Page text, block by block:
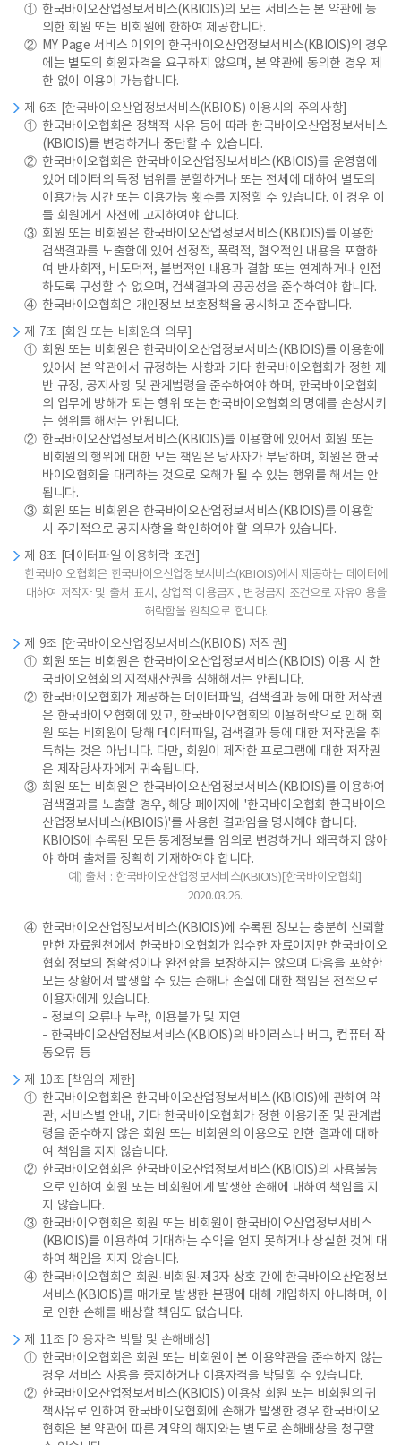
① 한국바이오산업정보서비스(KBIOIS)의 모든 서비스는 본 약관에 동
의한 회원 또는 비회원에 한하여 제공합니다.
② MY Page 서비스 이외의 한국바이오산업정보서비스(KBIOIS)의 경우
에는 별도의 회원자격을 요구하지 않으며, 본 약관에 동의한 경우 제
한 없이 이용이 가능합니다.
제 6조 [한국바이오산업정보서비스(KBIOIS) 이용시의 주의사항]
① 한국바이오협회은 정책적 사유 등에 따라 한국바이오산업정보서비스
(KBIOIS)를 변경하거나 중단할 수 있습니다.
② 한국바이오협회은 한국바이오산업정보서비스(KBIOIS)를 운영함에
있어 데이터의 특정 범위를 분할하거나 또는 전체에 대하여 별도의
이용가능 시간 또는 이용가능 횟수를 지정할 수 있습니다. 이 경우 이
를 회원에게 사전에 고지하여야 합니다.
③ 회원 또는 비회원은 한국바이오산업정보서비스(KBIOIS)를 이용한
검색결과를 노출함에 있어 선정적, 폭력적, 혐오적인 내용을 포함하
여 반사회적, 비도덕적, 불법적인 내용과 결합 또는 연계하거나 인접
하도록 구성할 수 없으며, 검색결과의 공공성을 준수하여야 합니다.
④ 한국바이오협회은 개인정보 보호정책을 공시하고 준수합니다.
제 7조 [회원 또는 비회원의 의무]
① 회원 또는 비회원은 한국바이오산업정보서비스(KBIOIS)를 이용함에
있어서 본 약관에서 규정하는 사항과 기타 한국바이오협회가 정한 제
반 규정, 공지사항 및 관계법령을 준수하여야 하며, 한국바이오협회
의 업무에 방해가 되는 행위 또는 한국바이오협회의 명예를 손상시키
는 행위를 해서는 안됩니다.
② 한국바이오산업정보서비스(KBIOIS)를 이용함에 있어서 회원 또는
비회원의 행위에 대한 모든 책임은 당사자가 부담하며, 회원은 한국
바이오협회을 대리하는 것으로 오해가 될 수 있는 행위를 해서는 안
됩니다.
③ 회원 또는 비회원은 한국바이오산업정보서비스(KBIOIS)를 이용할
시 주기적으로 공지사항을 확인하여야 할 의무가 있습니다.
제 8조 [데이터파일 이용허락 조건]
한국바이오협회은 한국바이오산업정보서비스(KBIOIS)에서 제공하는 데이터에
대하여 저작자 및 출처 표시, 상업적 이용금지, 변경금지 조건으로 자유이용을
허락함을 원칙으로 합니다.
제 9조 [한국바이오산업정보서비스(KBIOIS) 저작권]
① 회원 또는 비회원은 한국바이오산업정보서비스(KBIOIS) 이용 시 한
국바이오협회의 지적재산권을 침해해서는 안됩니다.
② 한국바이오협회가 제공하는 데이터파일, 검색결과 등에 대한 저작권
은 한국바이오협회에 있고, 한국바이오협회의 이용허락으로 인해 회
원 또는 비회원이 당해 데이터파일, 검색결과 등에 대한 저작권을 취
득하는 것은 아닙니다. 다만, 회원이 제작한 프로그램에 대한 저작권
은 제작당사자에게 귀속됩니다.
③ 회원 또는 비회원은 한국바이오산업정보서비스(KBIOIS)를 이용하여
검색결과를 노출할 경우, 해당 페이지에 '한국바이오협회 한국바이오
산업정보서비스(KBIOIS)'를 사용한 결과임을 명시해야 합니다.
KBIOIS에 수록된 모든 통계정보를 임의로 변경하거나 왜곡하지 않아
야 하며 출처를 정확히 기재하여야 합니다.
예) 출처 : 한국바이오산업정보서비스(KBIOIS)[한국바이오협회]
2020.03.26.
④ 한국바이오산업정보서비스(KBIOIS)에 수록된 정보는 충분히 신뢰할
만한 자료원천에서 한국바이오협회가 입수한 자료이지만 한국바이오
협회 정보의 정확성이나 완전함을 보장하지는 않으며 다음을 포함한
모든 상황에서 발생할 수 있는 손해나 손실에 대한 책임은 전적으로
이용자에게 있습니다.
- 정보의 오류나 누락, 이용불가 및 지연
- 한국바이오산업정보서비스(KBIOIS)의 바이러스나 버그, 컴퓨터 작
동오류 등
제 10조 [책임의 제한]
① 한국바이오협회은 한국바이오산업정보서비스(KBIOIS)에 관하여 약
관, 서비스별 안내, 기타 한국바이오협회가 정한 이용기준 및 관계법
령을 준수하지 않은 회원 또는 비회원의 이용으로 인한 결과에 대하
여 책임을 지지 않습니다.
② 한국바이오협회은 한국바이오산업정보서비스(KBIOIS)의 사용불능
으로 인하여 회원 또는 비회원에게 발생한 손해에 대하여 책임을 지
지 않습니다.
③ 한국바이오협회은 회원 또는 비회원이 한국바이오산업정보서비스
(KBIOIS)를 이용하여 기대하는 수익을 얻지 못하거나 상실한 것에 대
하여 책임을 지지 않습니다.
④ 한국바이오협회은 회원·비회원·제3자 상호 간에 한국바이오산업정보
서비스(KBIOIS)를 매개로 발생한 분쟁에 대해 개입하지 아니하며, 이
로 인한 손해를 배상할 책임도 없습니다.
제 11조 [이용자격 박탈 및 손해배상]
① 한국바이오협회은 회원 또는 비회원이 본 이용약관을 준수하지 않는
경우 서비스 사용을 중지하거나 이용자격을 박탈할 수 있습니다.
② 한국바이오산업정보서비스(KBIOIS) 이용상 회원 또는 비회원의 귀
책사유로 인하여 한국바이오협회에 손해가 발생한 경우 한국바이오
협회은 본 약관에 따른 계약의 해지와는 별도로 손해배상을 청구할